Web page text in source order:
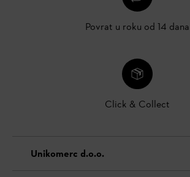
Povrat u roku od 14 dana
Click & Collect
Unikomerc d.o.o.